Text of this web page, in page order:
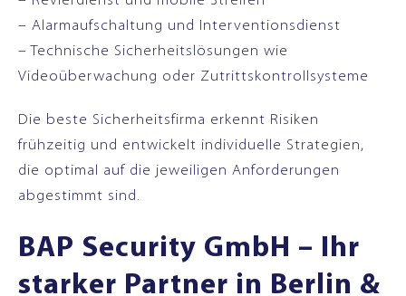
– Alarmaufschaltung und Interventionsdienst
– Technische Sicherheitslösungen wie
Videoüberwachung oder Zutrittskontrollsysteme
Die beste Sicherheitsfirma erkennt Risiken
frühzeitig und entwickelt individuelle Strategien,
die optimal auf die jeweiligen Anforderungen
abgestimmt sind.
BAP Security GmbH – Ihr
starker Partner in Berlin &